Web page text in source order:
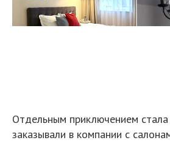
гарнитур приехал, четыре из
оказались выполнены из